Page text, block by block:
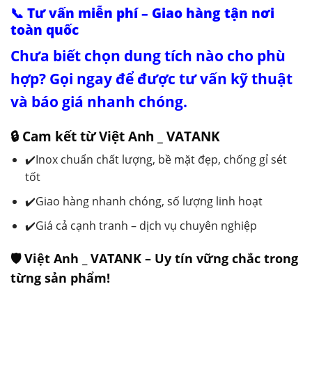
📞 Tư vấn miễn phí – Giao hàng tận nơi
toàn quốc
Chưa biết chọn dung tích nào cho phù
hợp? Gọi ngay để được tư vấn kỹ thuật
và báo giá nhanh chóng.
🔒 Cam kết từ Việt Anh _ VATANK
✔️Inox chuẩn chất lượng, bề mặt đẹp, chống gỉ sét
tốt
✔️Giao hàng nhanh chóng, số lượng linh hoạt
✔️Giá cả cạnh tranh – dịch vụ chuyên nghiệp
🛡️ Việt Anh _ VATANK – Uy tín vững chắc trong
từng sản phẩm!